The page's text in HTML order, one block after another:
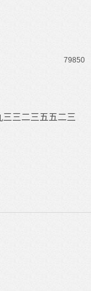
79850
三二三五五二三